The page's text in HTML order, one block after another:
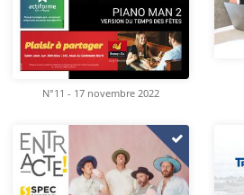
N°11 - 17 novembre 2022